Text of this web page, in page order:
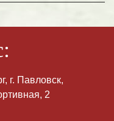
г. Павловск,
2